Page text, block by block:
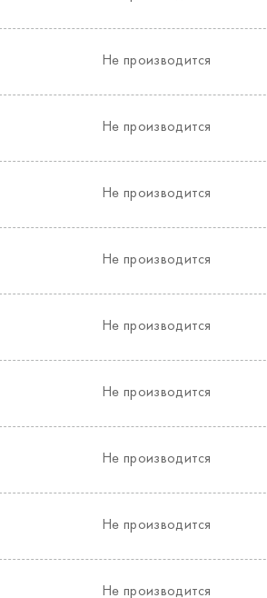
Не производится
Не производится
Не производится
Не производится
Не производится
Не производится
Не производится
Не производится
Не производится